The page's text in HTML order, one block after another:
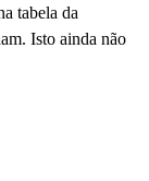
tabela da
Isto ainda não